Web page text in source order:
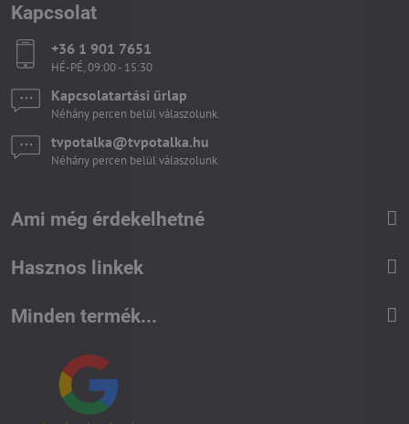
Kapcsolat
+36 1 901 7651
HÉ-PÉ, 09:00 - 15:30
Kapcsolatartási űrlap
Néhány percen belül válaszolunk.
tvpotalka​@tvpotalka​.hu
Néhány percen belül válaszolunk.
Ami még érdekelhetné
Hasznos linkek
Minden termék...